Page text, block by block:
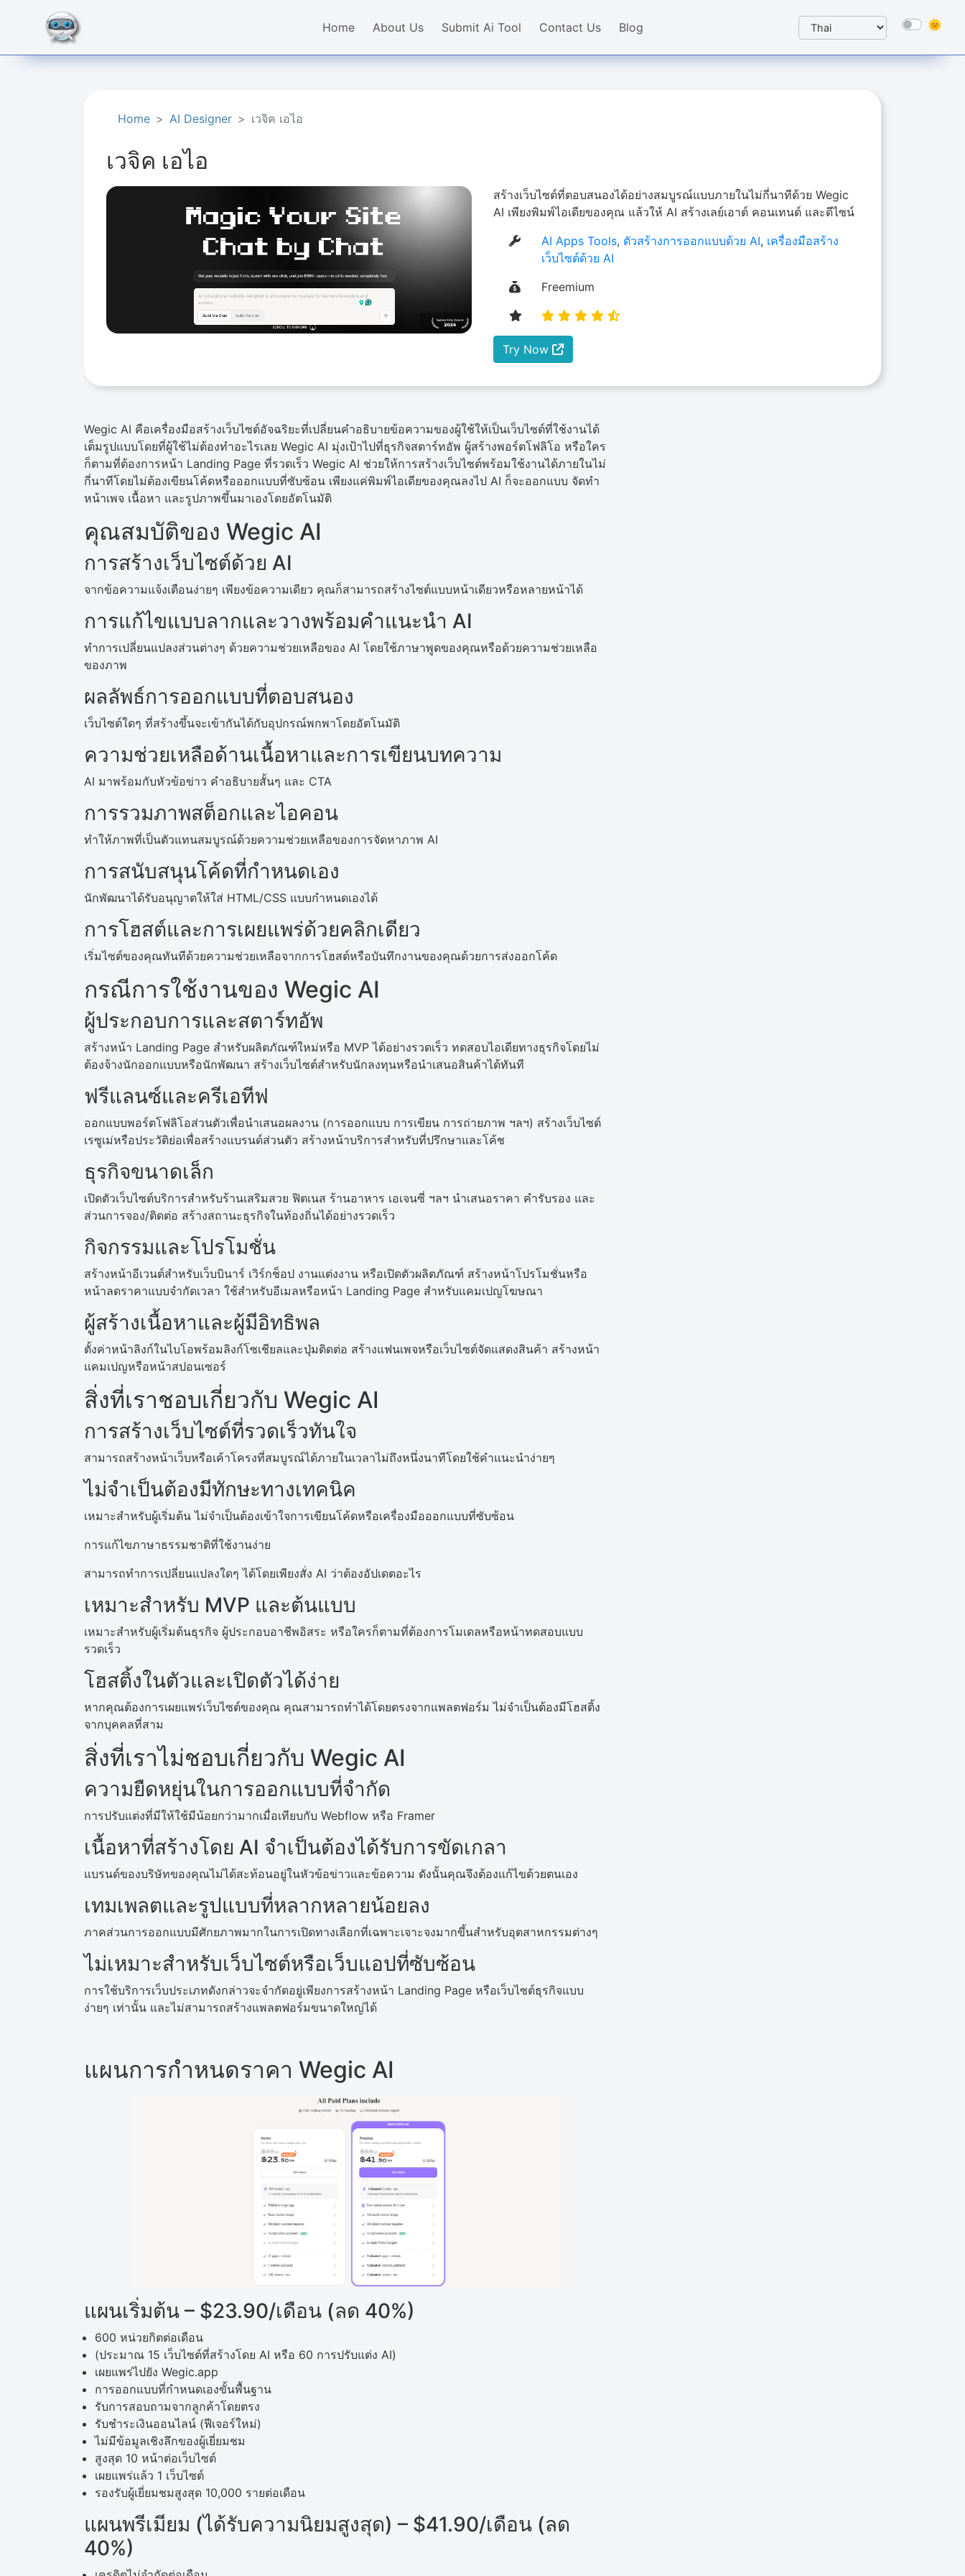
Home About Us Submit Ai Tool Contact Us Blog
Home AI Designer เวจิค เอไอ
เวจิค เอไอ
สร้างเว็บไซต์ที่ตอบสนองได้อย่างสมบูรณ์แบบภายในไม่กี่นาทีด้วย Wegic
AI เพียงพิมพ์ไอเดียของคุณ แล้วให้ AI สร้างเลย์เอาต์ คอนเทนต์ และดีไซน์
AI Apps Tools, ตัวสร้างการออกแบบด้วย AI, เครื่องมือสร้าง
เว็บไซต์ด้วย AI
Freemium
Try Now
Wegic AI คือเครื่องมือสร้างเว็บไซต์อัจฉริยะที่เปลี่ยนคำอธิบายข้อความของผู้ใช้ให้เป็นเว็บไซต์ที่ใช้งานได้
เต็มรูปแบบโดยที่ผู้ใช้ไม่ต้องทำอะไรเลย Wegic AI มุ่งเป้าไปที่ธุรกิจสตาร์ทอัพ ผู้สร้างพอร์ตโฟลิโอ หรือใคร
ก็ตามที่ต้องการหน้า Landing Page ที่รวดเร็ว Wegic AI ช่วยให้การสร้างเว็บไซต์พร้อมใช้งานได้ภายในไม่
กี่นาทีโดยไม่ต้องเขียนโค้ดหรือออกแบบที่ซับซ้อน เพียงแค่พิมพ์ไอเดียของคุณลงไป AI ก็จะออกแบบ จัดทำ
หน้าเพจ เนื้อหา และรูปภาพขึ้นมาเองโดยอัตโนมัติ
คุณสมบัติของ Wegic AI
การสร้างเว็บไซต์ด้วย AI
จากข้อความแจ้งเตือนง่ายๆ เพียงข้อความเดียว คุณก็สามารถสร้างไซต์แบบหน้าเดียวหรือหลายหน้าได้
การแก้ไขแบบลากและวางพร้อมคำแนะนำ AI
ทำการเปลี่ยนแปลงส่วนต่างๆ ด้วยความช่วยเหลือของ AI โดยใช้ภาษาพูดของคุณหรือด้วยความช่วยเหลือ
ของภาพ
ผลลัพธ์การออกแบบที่ตอบสนอง
เว็บไซต์ใดๆ ที่สร้างขึ้นจะเข้ากันได้กับอุปกรณ์พกพาโดยอัตโนมัติ
ความช่วยเหลือด้านเนื้อหาและการเขียนบทความ
AI มาพร้อมกับหัวข้อข่าว คำอธิบายสั้นๆ และ CTA
การรวมภาพสต็อกและไอคอน
ทำให้ภาพที่เป็นตัวแทนสมบูรณ์ด้วยความช่วยเหลือของการจัดหาภาพ AI
การสนับสนุนโค้ดที่กำหนดเอง
นักพัฒนาได้รับอนุญาตให้ใส่ HTML/CSS แบบกำหนดเองได้
การโฮสต์และการเผยแพร่ด้วยคลิกเดียว
เริ่มไซต์ของคุณทันทีด้วยความช่วยเหลือจากการโฮสต์หรือบันทึกงานของคุณด้วยการส่งออกโค้ด
กรณีการใช้งานของ Wegic AI
ผู้ประกอบการและสตาร์ทอัพ
สร้างหน้า Landing Page สำหรับผลิตภัณฑ์ใหม่หรือ MVP ได้อย่างรวดเร็ว ทดสอบไอเดียทางธุรกิจโดยไม่
ต้องจ้างนักออกแบบหรือนักพัฒนา สร้างเว็บไซต์สำหรับนักลงทุนหรือนำเสนอสินค้าได้ทันที
ฟรีแลนซ์และครีเอทีฟ
ออกแบบพอร์ตโฟลิโอส่วนตัวเพื่อนำเสนอผลงาน (การออกแบบ การเขียน การถ่ายภาพ ฯลฯ) สร้างเว็บไซต์
เรซูเม่หรือประวัติย่อเพื่อสร้างแบรนด์ส่วนตัว สร้างหน้าบริการสำหรับที่ปรึกษาและโค้ช
ธุรกิจขนาดเล็ก
เปิดตัวเว็บไซต์บริการสำหรับร้านเสริมสวย ฟิตเนส ร้านอาหาร เอเจนซี่ ฯลฯ นำเสนอราคา คำรับรอง และ
ส่วนการจอง/ติดต่อ สร้างสถานะธุรกิจในท้องถิ่นได้อย่างรวดเร็ว
กิจกรรมและโปรโมชั่น
สร้างหน้าอีเวนต์สำหรับเว็บบินาร์ เวิร์กช็อป งานแต่งงาน หรือเปิดตัวผลิตภัณฑ์ สร้างหน้าโปรโมชั่นหรือ
หน้าลดราคาแบบจำกัดเวลา ใช้สำหรับอีเมลหรือหน้า Landing Page สำหรับแคมเปญโฆษณา
ผู้สร้างเนื้อหาและผู้มีอิทธิพล
ตั้งค่าหน้าลิงก์ในไบโอพร้อมลิงก์โซเชียลและปุ่มติดต่อ สร้างแฟนเพจหรือเว็บไซต์จัดแสดงสินค้า สร้างหน้า
แคมเปญหรือหน้าสปอนเซอร์
สิ่งที่เราชอบเกี่ยวกับ Wegic AI
การสร้างเว็บไซต์ที่รวดเร็วทันใจ
สามารถสร้างหน้าเว็บหรือเค้าโครงที่สมบูรณ์ได้ภายในเวลาไม่ถึงหนึ่งนาทีโดยใช้คำแนะนำง่ายๆ
ไม่จำเป็นต้องมีทักษะทางเทคนิค
เหมาะสำหรับผู้เริ่มต้น ไม่จำเป็นต้องเข้าใจการเขียนโค้ดหรือเครื่องมือออกแบบที่ซับซ้อน
การแก้ไขภาษาธรรมชาติที่ใช้งานง่าย
สามารถทำการเปลี่ยนแปลงใดๆ ได้โดยเพียงสั่ง AI ว่าต้องอัปเดตอะไร
เหมาะสำหรับ MVP และต้นแบบ
เหมาะสำหรับผู้เริ่มต้นธุรกิจ ผู้ประกอบอาชีพอิสระ หรือใครก็ตามที่ต้องการโมเดลหรือหน้าทดสอบแบบ
รวดเร็ว
โฮสติ้งในตัวและเปิดตัวได้ง่าย
หากคุณต้องการเผยแพร่เว็บไซต์ของคุณ คุณสามารถทำได้โดยตรงจากแพลตฟอร์ม ไม่จำเป็นต้องมีโฮสติ้ง
จากบุคคลที่สาม
สิ่งที่เราไม่ชอบเกี่ยวกับ Wegic AI
ความยืดหยุ่นในการออกแบบที่จำกัด
การปรับแต่งที่มีให้ใช้มีน้อยกว่ามากเมื่อเทียบกับ Webflow หรือ Framer
เนื้อหาที่สร้างโดย AI จำเป็นต้องได้รับการขัดเกลา
แบรนด์ของบริษัทของคุณไม่ได้สะท้อนอยู่ในหัวข้อข่าวและข้อความ ดังนั้นคุณจึงต้องแก้ไขด้วยตนเอง
เทมเพลตและรูปแบบที่หลากหลายน้อยลง
ภาคส่วนการออกแบบมีศักยภาพมากในการเปิดทางเลือกที่เฉพาะเจาะจงมากขึ้นสำหรับอุตสาหกรรมต่างๆ
ไม่เหมาะสำหรับเว็บไซต์หรือเว็บแอปที่ซับซ้อน
การใช้บริการเว็บประเภทดังกล่าวจะจำกัดอยู่เพียงการสร้างหน้า Landing Page หรือเว็บไซต์ธุรกิจแบบ
ง่ายๆ เท่านั้น และไม่สามารถสร้างแพลตฟอร์มขนาดใหญ่ได้
แผนการกำหนดราคา Wegic AI
แผนเริ่มต้น – $23.90/เดือน (ลด 40%)
600 หน่วยกิตต่อเดือน
(ประมาณ 15 เว็บไซต์ที่สร้างโดย AI หรือ 60 การปรับแต่ง AI)
เผยแพร่ไปยัง Wegic.app
การออกแบบที่กำหนดเองขั้นพื้นฐาน
รับการสอบถามจากลูกค้าโดยตรง
รับชำระเงินออนไลน์ (ฟีเจอร์ใหม่)
ไม่มีข้อมูลเชิงลึกของผู้เยี่ยมชม
สูงสุด 10 หน้าต่อเว็บไซต์
เผยแพร่แล้ว 1 เว็บไซต์
รองรับผู้เยี่ยมชมสูงสุด 10,000 รายต่อเดือน
แผนพรีเมียม (ได้รับความนิยมสูงสุด) – $41.90/เดือน (ลด
40%)